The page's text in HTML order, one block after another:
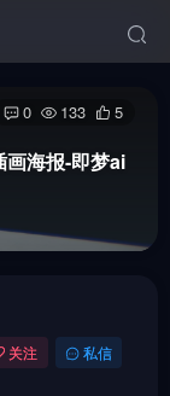
画海报-即梦ai
0 133 5
关注 私信